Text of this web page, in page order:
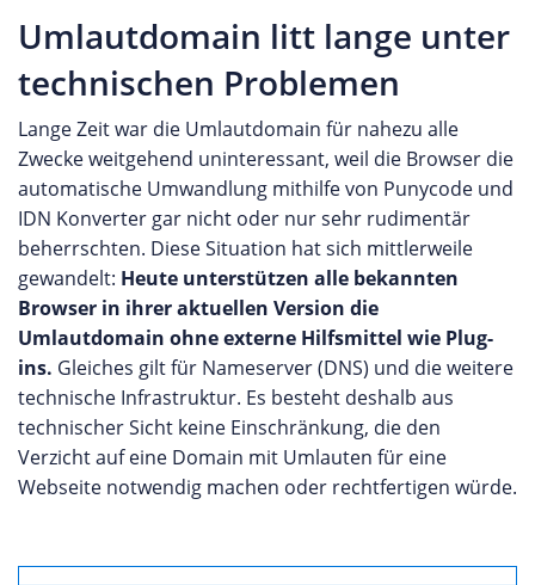
Umlautdomain litt lange unter
technischen Problemen
Lange Zeit war die Umlautdomain für nahezu alle
Zwecke weitgehend uninteressant, weil die Browser die
automatische Umwandlung mithilfe von Punycode und
IDN Konverter gar nicht oder nur sehr rudimentär
beherrschten. Diese Situation hat sich mittlerweile
gewandelt: Heute unterstützen alle bekannten
Browser in ihrer aktuellen Version die
Umlautdomain ohne externe Hilfsmittel wie Plug-
ins. Gleiches gilt für Nameserver (DNS) und die weitere
technische Infrastruktur. Es besteht deshalb aus
technischer Sicht keine Einschränkung, die den
Verzicht auf eine Domain mit Umlauten für eine
Webseite notwendig machen oder rechtfertigen würde.